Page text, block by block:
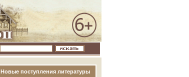
Новые поступления литературы